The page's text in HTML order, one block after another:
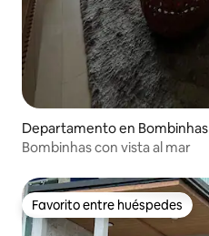
Departamento en Bombinhas
Bombinhas con vista al mar
Favorito entre huéspedes
Favorito entre huéspedes